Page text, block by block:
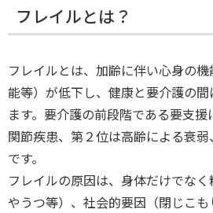
フレイルとは？
フレイルとは、加齢に伴い心身の
能等）が低下し、健康と要介護の
ます。要介護の前段階である要支
関節疾患、第２位は高齢による衰
です。
フレイルの原因は、身体だけでな
やうつ等）、社会的要因（閉じこ